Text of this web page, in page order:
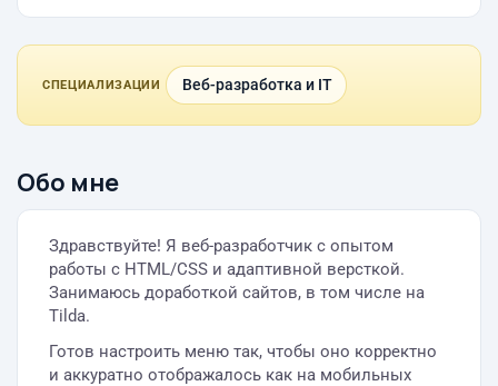
СПЕЦИАЛИЗАЦИИ Веб-разработка и IT
Обо мне
Здравствуйте! Я веб-разработчик с опытом
работы с HTML/CSS и адаптивной версткой.
Занимаюсь доработкой сайтов, в том числе на
Tilda.
Готов настроить меню так, чтобы оно корректно
и аккуратно отображалось как на мобильных